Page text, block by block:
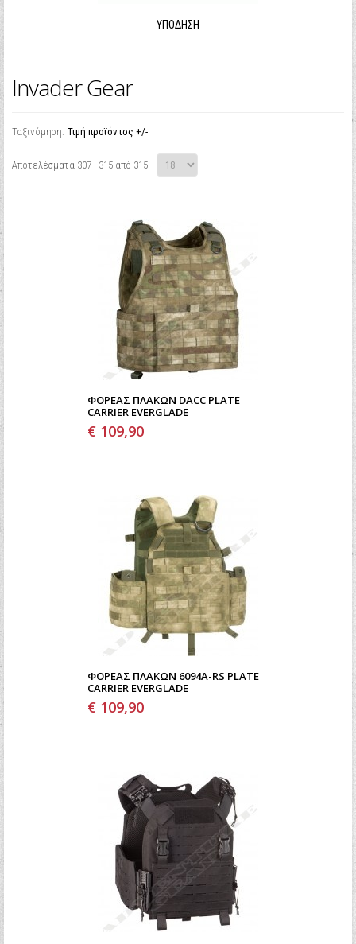
ΥΠΌΔΗΣΗ
Invader Gear
Ταξινόμηση: Τιμή προϊόντος +/-
Αποτελέσματα 307 - 315 από 315
ΦΟΡΈΑΣ ΠΛΑΚΏΝ DACC PLATE
CARRIER EVERGLADE
€ 109,90
ΦΟΡΈΑΣ ΠΛΑΚΏΝ 6094A-RS PLATE
CARRIER EVERGLADE
€ 109,90